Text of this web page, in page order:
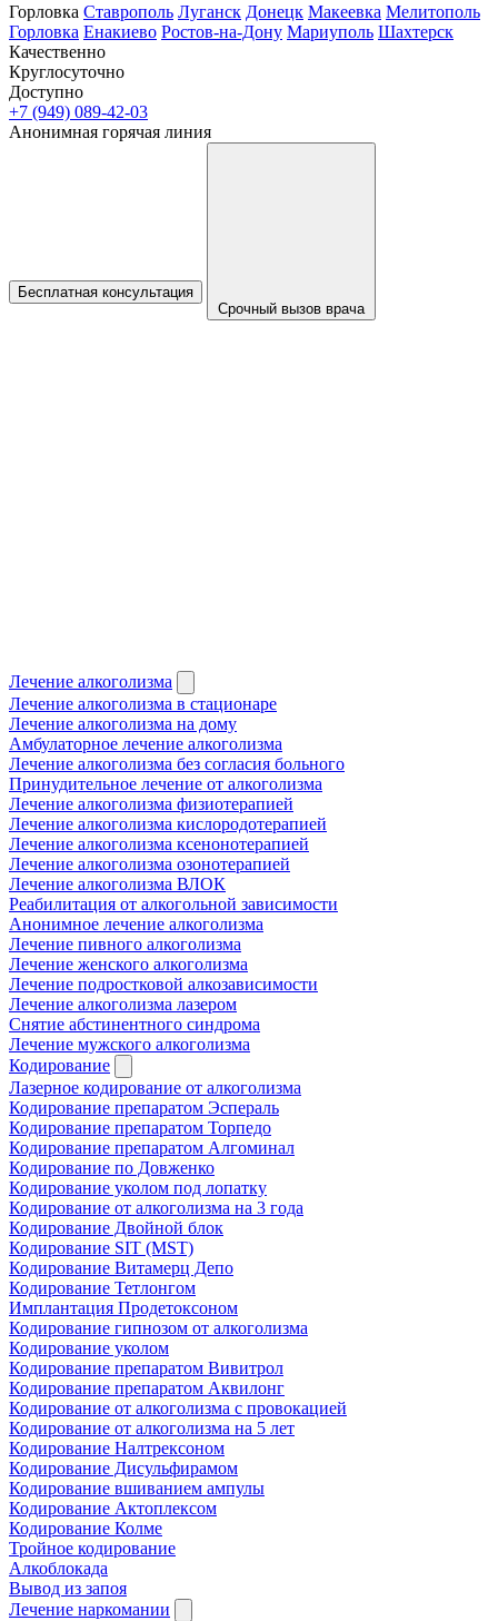
Горловка Ставрополь Луганск Донецк Макеевка Мелитополь
Горловка Енакиево Ростов-на-Дону Мариуполь Шахтерск
Качественно
Круглосуточно
Доступно
+7 (949) 089-42-03
Анонимная горячая линия
Бесплатная консультация
Срочный вызов врача
Лечение алкоголизма
Лечение алкоголизма в стационаре
Лечение алкоголизма на дому
Амбулаторное лечение алкоголизма
Лечение алкоголизма без согласия больного
Принудительное лечение от алкоголизма
Лечение алкоголизма физиотерапией
Лечение алкоголизма кислородотерапией
Лечение алкоголизма ксенонотерапией
Лечение алкоголизма озонотерапией
Лечение алкоголизма ВЛОК
Реабилитация от алкогольной зависимости
Анонимное лечение алкоголизма
Лечение пивного алкоголизма
Лечение женского алкоголизма
Лечение подростковой алкозависимости
Лечение алкоголизма лазером
Снятие абстинентного синдрома
Лечение мужского алкоголизма
Кодирование
Лазерное кодирование от алкоголизма
Кодирование препаратом Эспераль
Кодирование препаратом Торпедо
Кодирование препаратом Алгоминал
Кодирование по Довженко
Кодирование уколом под лопатку
Кодирование от алкоголизма на 3 года
Кодирование Двойной блок
Кодирование SIT (MST)
Кодирование Витамерц Депо
Кодирование Тетлонгом
Имплантация Продетоксоном
Кодирование гипнозом от алкоголизма
Кодирование уколом
Кодирование препаратом Вивитрол
Кодирование препаратом Аквилонг
Кодирование от алкоголизма с провокацией
Кодирование от алкоголизма на 5 лет
Кодирование Налтрексоном
Кодирование Дисульфирамом
Кодирование вшиванием ампулы
Кодирование Актоплексом
Кодирование Колме
Тройное кодирование
Алкоблокада
Вывод из запоя
Лечение наркомании